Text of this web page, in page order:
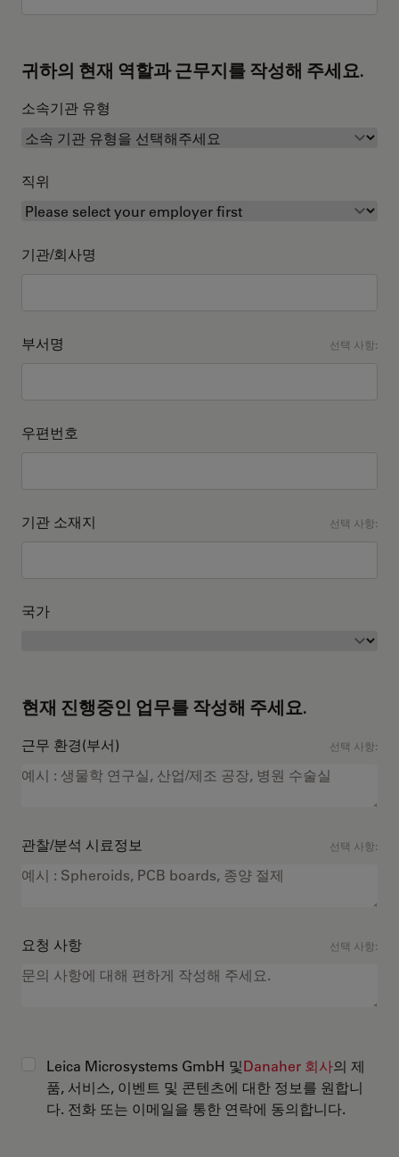
귀하의 현재 역할과 근무지를 작성해 주세요.
소속기관 유형
직위
기관/회사명
부서명 선택 사항:
우편번호
기관 소재지 선택 사항:
국가
현재 진행중인 업무를 작성해 주세요.
근무 환경(부서) 선택 사항:
관찰/분석 시료정보 선택 사항:
요청 사항 선택 사항:
Leica Microsystems GmbH 및Danaher 회사의 제
품, 서비스, 이벤트 및 콘텐츠에 대한 정보를 원합니
다. 전화 또는 이메일을 통한 연락에 동의합니다.